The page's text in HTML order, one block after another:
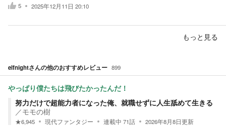
5 2025年12月11日 20:10
もっと見る
elfnightさんの他のおすすめレビュー 899
やっぱり僕たちは飛びたかったんだ！
努力だけで超能力者になった俺、就職せずに人生舐めて生きる
／モモの樹
★6,945 現代ファンタジー 連載中 71話 2026年8月8日更新